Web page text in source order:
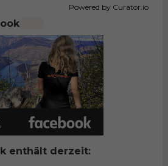
Powered by Curator.io
enthält derzeit: